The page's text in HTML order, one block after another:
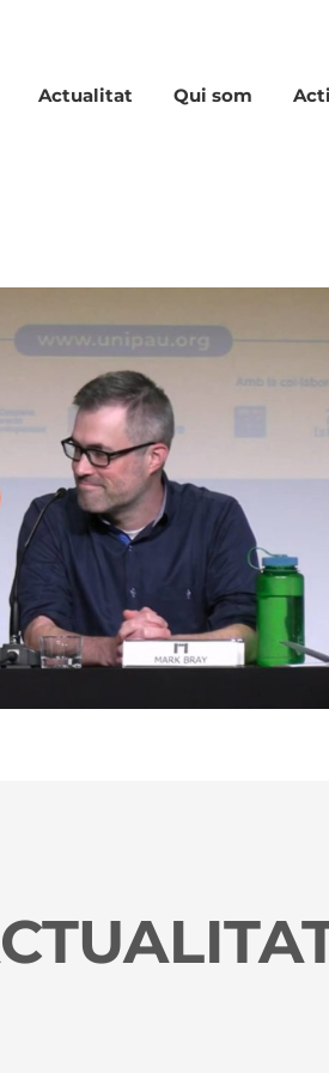
Actualitat Qui som